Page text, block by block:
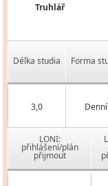
Truhlář
Délka studia Forma
3,0 Denní
LONI:
přihlášení/plán
přijmout